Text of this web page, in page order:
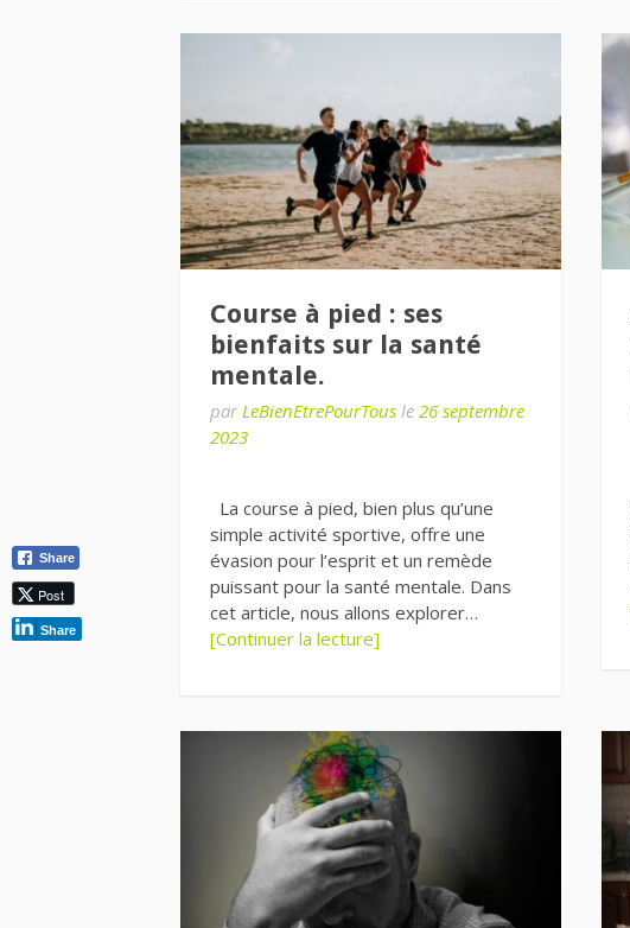
Course à pied : ses
bienfaits sur la santé
mentale.
par LeBienEtrePourTous le 26 septembre
2023
La course à pied, bien plus qu’une
simple activité sportive, offre une
évasion pour l’esprit et un remède
puissant pour la santé mentale. Dans
cet article, nous allons explorer…
[Continuer la lecture]
Share
Post
Share